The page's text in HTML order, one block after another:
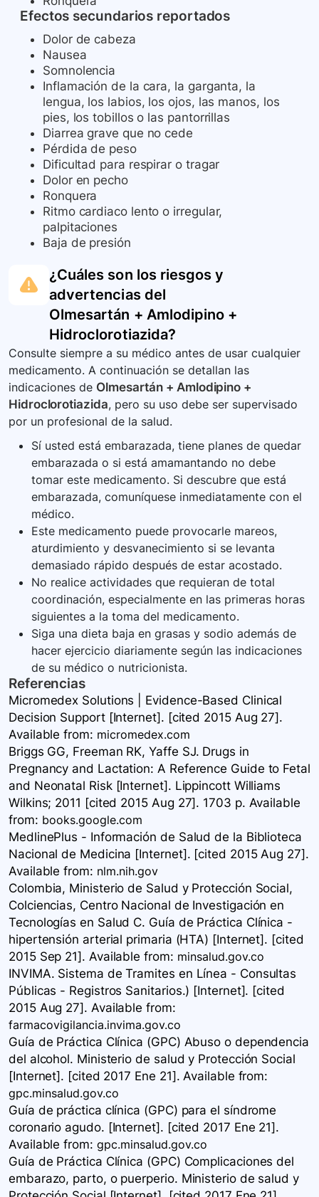
Efectos secundarios reportados
Dolor de cabeza
Nausea
Somnolencia
Inflamación de la cara, la garganta, la
lengua, los labios, los ojos, las manos, los
pies, los tobillos o las pantorrillas
Diarrea grave que no cede
Pérdida de peso
Dificultad para respirar o tragar
Dolor en pecho
Ronquera
Ritmo cardiaco lento o irregular,
palpitaciones
Baja de presión
¿Cuáles son los riesgos y
advertencias del
Olmesartán + Amlodipino +
Hidroclorotiazida?
Consulte siempre a su médico antes de usar cualquier
medicamento. A continuación se detallan las
indicaciones de Olmesartán + Amlodipino +
Hidroclorotiazida, pero su uso debe ser supervisado
por un profesional de la salud.
Sí usted está embarazada, tiene planes de quedar
embarazada o si está amamantando no debe
tomar este medicamento. Si descubre que está
embarazada, comuníquese inmediatamente con el
médico.
Este medicamento puede provocarle mareos,
aturdimiento y desvanecimiento si se levanta
demasiado rápido después de estar acostado.
No realice actividades que requieran de total
coordinación, especialmente en las primeras horas
siguientes a la toma del medicamento.
Siga una dieta baja en grasas y sodio además de
hacer ejercicio diariamente según las indicaciones
de su médico o nutricionista.
Referencias
Micromedex Solutions | Evidence-Based Clinical
Decision Support [Internet]. [cited 2015 Aug 27].
Available from: micromedex.com
Briggs GG, Freeman RK, Yaffe SJ. Drugs in
Pregnancy and Lactation: A Reference Guide to Fetal
and Neonatal Risk [Internet]. Lippincott Williams
Wilkins; 2011 [cited 2015 Aug 27]. 1703 p. Available
from: books.google.com
MedlinePlus - Información de Salud de la Biblioteca
Nacional de Medicina [Internet]. [cited 2015 Aug 27].
Available from: nlm.nih.gov
Colombia, Ministerio de Salud y Protección Social,
Colciencias, Centro Nacional de Investigación en
Tecnologías en Salud C. Guía de Práctica Clínica -
hipertensión arterial primaria (HTA) [Internet]. [cited
2015 Sep 21]. Available from: minsalud.gov.co
INVIMA. Sistema de Tramites en Línea - Consultas
Públicas - Registros Sanitarios.) [Internet]. [cited
2015 Aug 27]. Available from:
farmacovigilancia.invima.gov.co
Guía de Práctica Clínica ​(GPC) Abuso o dependencia
del alcohol. Ministerio de salud y Protección Social
[Internet]. [cited 2017 Ene 21]. Available from:
gpc.minsalud.gov.co
Guía de práctica clínica (GPC) para el síndrome
coronario agudo. [Internet]. [cited 2017 Ene 21].
Available from: gpc.minsalud.gov.co
Guía de Práctica Clínica ​(GPC) Complicaciones del
embarazo, parto, o puerperio. Ministerio de salud y